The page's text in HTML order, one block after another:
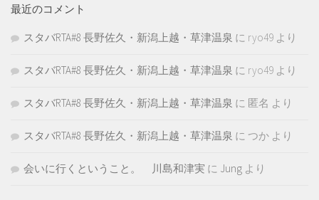
最近のコメント
スタバRTA#8 長野佐久・新潟上越・草津温泉 に ryo49 より
スタバRTA#8 長野佐久・新潟上越・草津温泉 に ryo49 より
スタバRTA#8 長野佐久・新潟上越・草津温泉 に 匿名 より
スタバRTA#8 長野佐久・新潟上越・草津温泉 に つか より
会いに行くということ。 川島和津実 に Jung より